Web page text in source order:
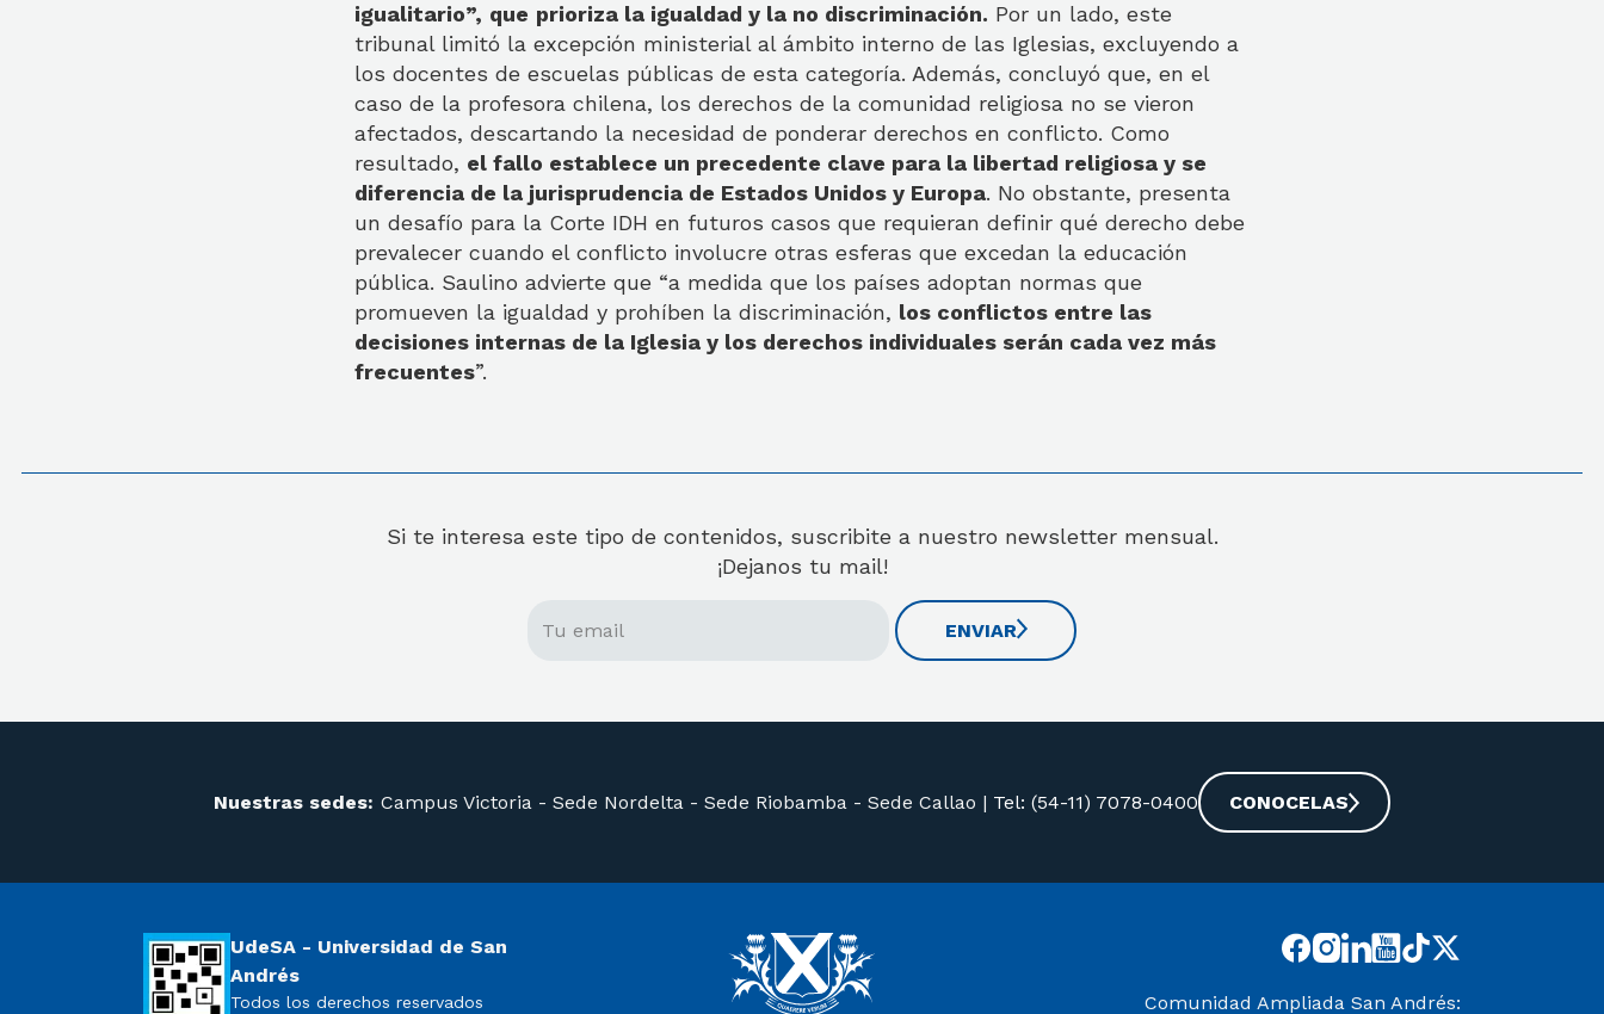
igualitario”, que prioriza la igualdad y la no discriminación. Por un lado, este
tribunal limitó la excepción ministerial al ámbito interno de las Iglesias, excluyendo a
los docentes de escuelas públicas de esta categoría. Además, concluyó que, en el
caso de la profesora chilena, los derechos de la comunidad religiosa no se vieron
afectados, descartando la necesidad de ponderar derechos en conflicto. Como
resultado, el fallo establece un precedente clave para la libertad religiosa y se
diferencia de la jurisprudencia de Estados Unidos y Europa. No obstante, presenta
un desafío para la Corte IDH en futuros casos que requieran definir qué derecho debe
prevalecer cuando el conflicto involucre otras esferas que excedan la educación
pública. Saulino advierte que “a medida que los países adoptan normas que
promueven la igualdad y prohíben la discriminación, los conflictos entre las
decisiones internas de la Iglesia y los derechos individuales serán cada vez más
frecuentes”.
Si te interesa este tipo de contenidos, suscribite a nuestro newsletter mensual.
¡Dejanos tu mail!
ENVIAR
Nuestras sedes: Campus Victoria - Sede Nordelta - Sede Riobamba - Sede Callao | Tel: (54-11) 7078-0400 CONOCELAS
UdeSA - Universidad de San
Andrés
Todos los derechos reservados Comunidad Ampliada San Andrés: